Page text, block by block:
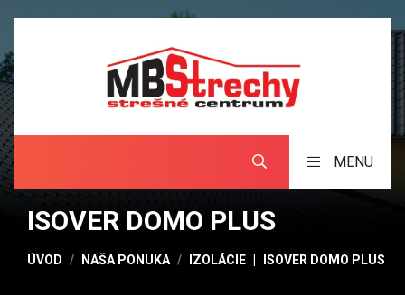
MENU
ISOVER DOMO PLUS
ÚVOD NAŠA PONUKA IZOLÁCIE ISOVER DOMO PLUS